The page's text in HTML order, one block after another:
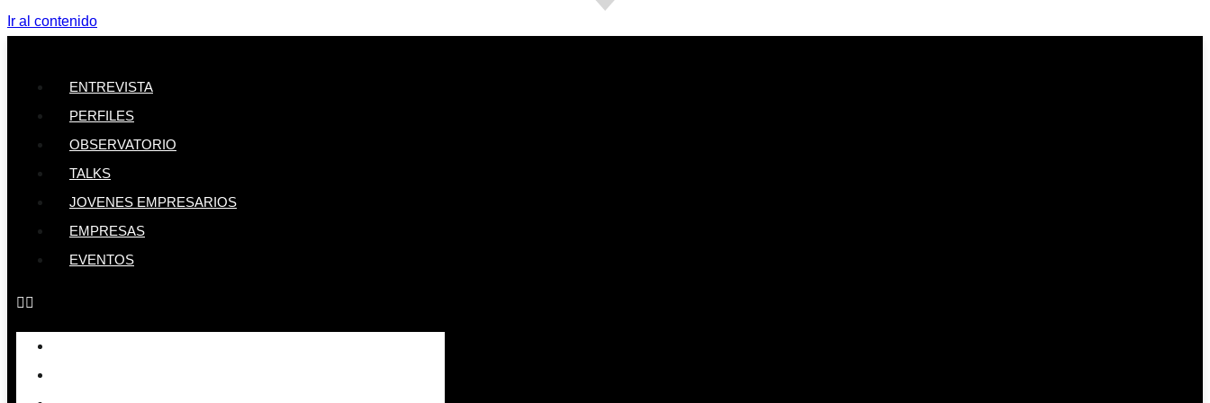
Ir al contenido
ENTREVISTA
PERFILES
OBSERVATORIO
TALKS
JOVENES EMPRESARIOS
EMPRESAS
EVENTOS